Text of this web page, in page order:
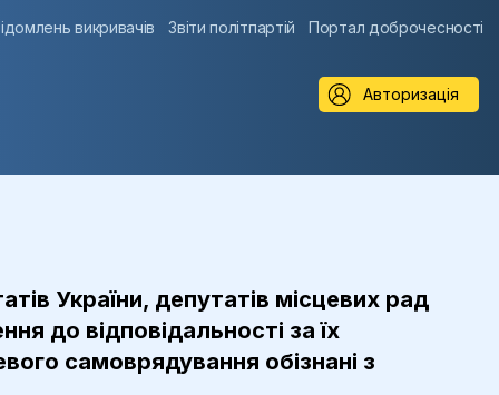
викривачів Звіти політпартій Портал доброчесності
Авторизація
України, депутатів місцевих рад
до відповідальності за їх
самоврядування обізнані з